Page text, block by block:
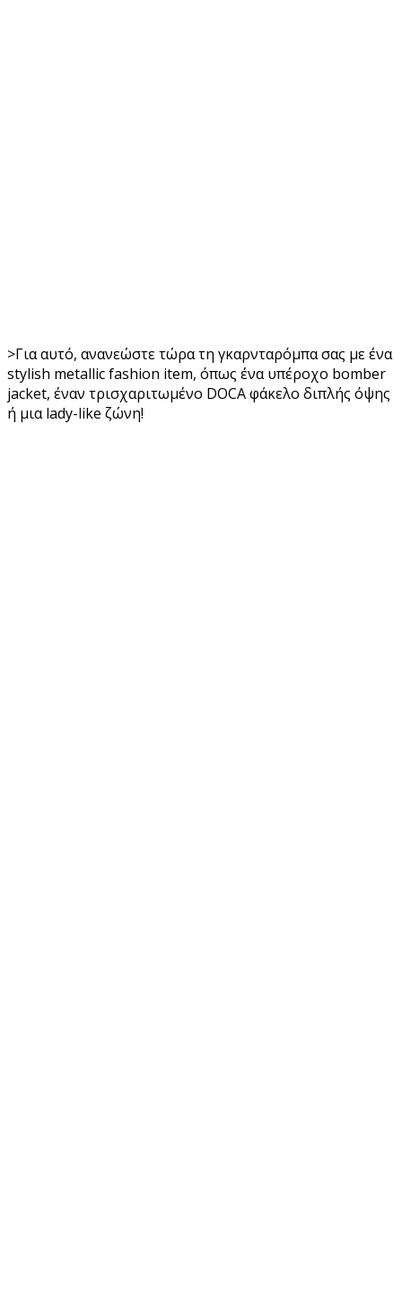
>Για αυτό, ανανεώστε τώρα τη γκαρνταρόμπα σας με ένα
stylish metallic fashion item, όπως ένα υπέροχο bomber
jacket, έναν τρισχαριτωμένο DOCA φάκελο διπλής όψης
ή μια lady-like ζώνη!